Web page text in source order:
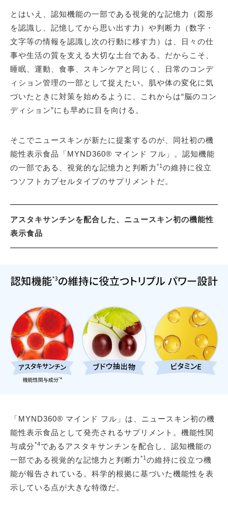
とはいえ、認知機能の一部である視覚的な記憶力（図形
を認識し、記憶してから思い出す力）や判断力（数字・
文字等の情報を認識し次の行動に移す力）は、日々の仕
事や生活の質を支える大切な土台である。だからこそ、
睡眠、運動、食事、スキンケアと同じく、日常のコンデ
ィション管理の一部として捉えたい。肌や体の変化に気
づいたときに対策を始めるように、これからは“脳のコン
ディション”にも早めに目を向ける。
そこでニュースキンが新たに提案するのが、同社初の機
能性表示食品「MYND360® マインド フル」。認知機能
の一部である、視覚的な記憶力と判断力 *1 の維持に役立
つソフトカプセルタイプのサプリメントだ。
アスタキサンチンを配合した、ニュースキン初の機能性
表示食品
「MYND360® マインド フル」は、ニュースキン初の機
能性表示食品として発売されるサプリメント。機能性関
与成分*4であるアスタキサンチンを配合し、認知機能の
一部である視覚的な記憶力と判断力 *1 の維持に役立つ機
能が報告されている。科学的根拠に基づいた機能性を表
示している点が大きな特徴だ。